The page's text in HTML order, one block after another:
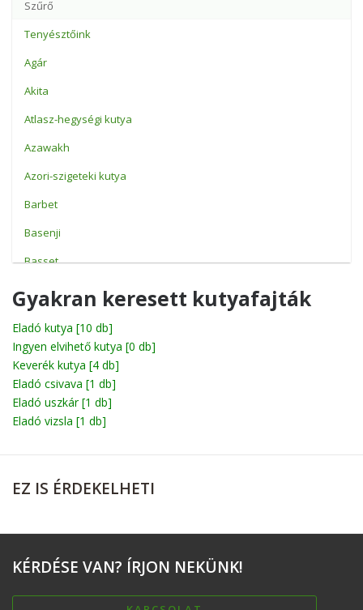
Tenyésztőink
Agár
Akita
Atlasz-hegységi kutya
Azawakh
Azori-szigeteki kutya
Barbet
Basenji
Basset
Beagle
Billy
Boerboel
Bolognese
Briard
Broholmer
Chihuahua
Chow-Chow
Gyakran keresett kutyafajták
Eladó kutya [10 db]
Ingyen elvihető kutya [0 db]
Keverék kutya [4 db]
Eladó csivava [1 db]
Eladó uszkár[1 db]
Eladó vizsla [1 db]
EZ IS ÉRDEKELHETI
KÉRDÉSE VAN? ÍRJON NEKÜNK!